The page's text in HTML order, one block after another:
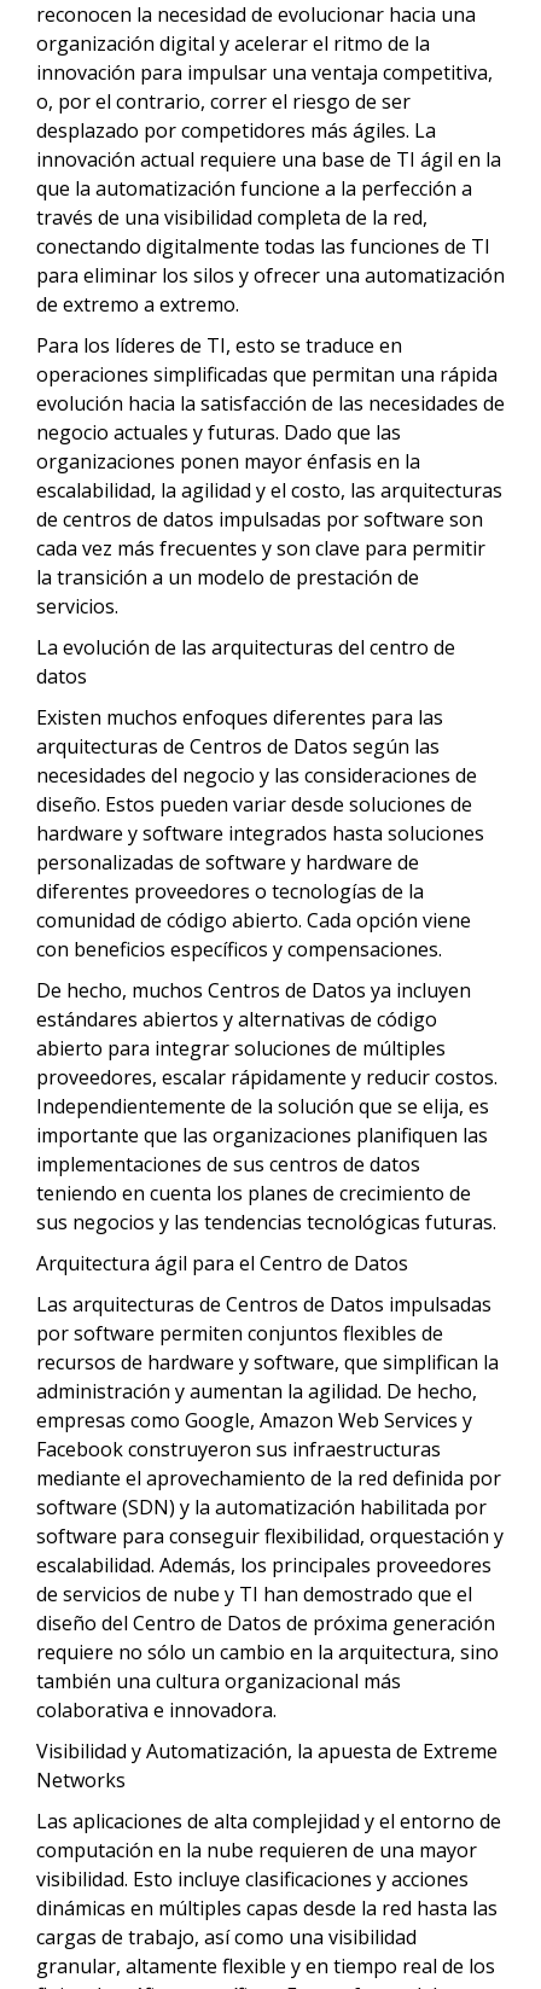
reconocen la necesidad de evolucionar hacia una
organización digital y acelerar el ritmo de la
innovación para impulsar una ventaja competitiva,
o, por el contrario, correr el riesgo de ser
desplazado por competidores más ágiles. La
innovación actual requiere una base de TI ágil en la
que la automatización funcione a la perfección a
través de una visibilidad completa de la red,
conectando digitalmente todas las funciones de TI
para eliminar los silos y ofrecer una automatización
de extremo a extremo.
Para los líderes de TI, esto se traduce en
operaciones simplificadas que permitan una rápida
evolución hacia la satisfacción de las necesidades de
negocio actuales y futuras. Dado que las
organizaciones ponen mayor énfasis en la
escalabilidad, la agilidad y el costo, las arquitecturas
de centros de datos impulsadas por software son
cada vez más frecuentes y son clave para permitir
la transición a un modelo de prestación de
servicios.
La evolución de las arquitecturas del centro de
datos
Existen muchos enfoques diferentes para las
arquitecturas de Centros de Datos según las
necesidades del negocio y las consideraciones de
diseño. Estos pueden variar desde soluciones de
hardware y software integrados hasta soluciones
personalizadas de software y hardware de
diferentes proveedores o tecnologías de la
comunidad de código abierto. Cada opción viene
con beneficios específicos y compensaciones.
De hecho, muchos Centros de Datos ya incluyen
estándares abiertos y alternativas de código
abierto para integrar soluciones de múltiples
proveedores, escalar rápidamente y reducir costos.
Independientemente de la solución que se elija, es
importante que las organizaciones planifiquen las
implementaciones de sus centros de datos
teniendo en cuenta los planes de crecimiento de
sus negocios y las tendencias tecnológicas futuras.
Arquitectura ágil para el Centro de Datos
Las arquitecturas de Centros de Datos impulsadas
por software permiten conjuntos flexibles de
recursos de hardware y software, que simplifican la
administración y aumentan la agilidad. De hecho,
empresas como Google, Amazon Web Services y
Facebook construyeron sus infraestructuras
mediante el aprovechamiento de la red definida por
software (SDN) y la automatización habilitada por
software para conseguir flexibilidad, orquestación y
escalabilidad. Además, los principales proveedores
de servicios de nube y TI han demostrado que el
diseño del Centro de Datos de próxima generación
requiere no sólo un cambio en la arquitectura, sino
también una cultura organizacional más
colaborativa e innovadora.
Visibilidad y Automatización, la apuesta de Extreme
Networks
Las aplicaciones de alta complejidad y el entorno de
computación en la nube requieren de una mayor
visibilidad. Esto incluye clasificaciones y acciones
dinámicas en múltiples capas desde la red hasta las
cargas de trabajo, así como una visibilidad
granular, altamente flexible y en tiempo real de los